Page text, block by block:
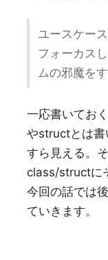
ユースケー
フォーカス
ムの邪魔を
一応書いてお
やstructとは書
すら見える。
class/structに
今回の話では
ていきます。